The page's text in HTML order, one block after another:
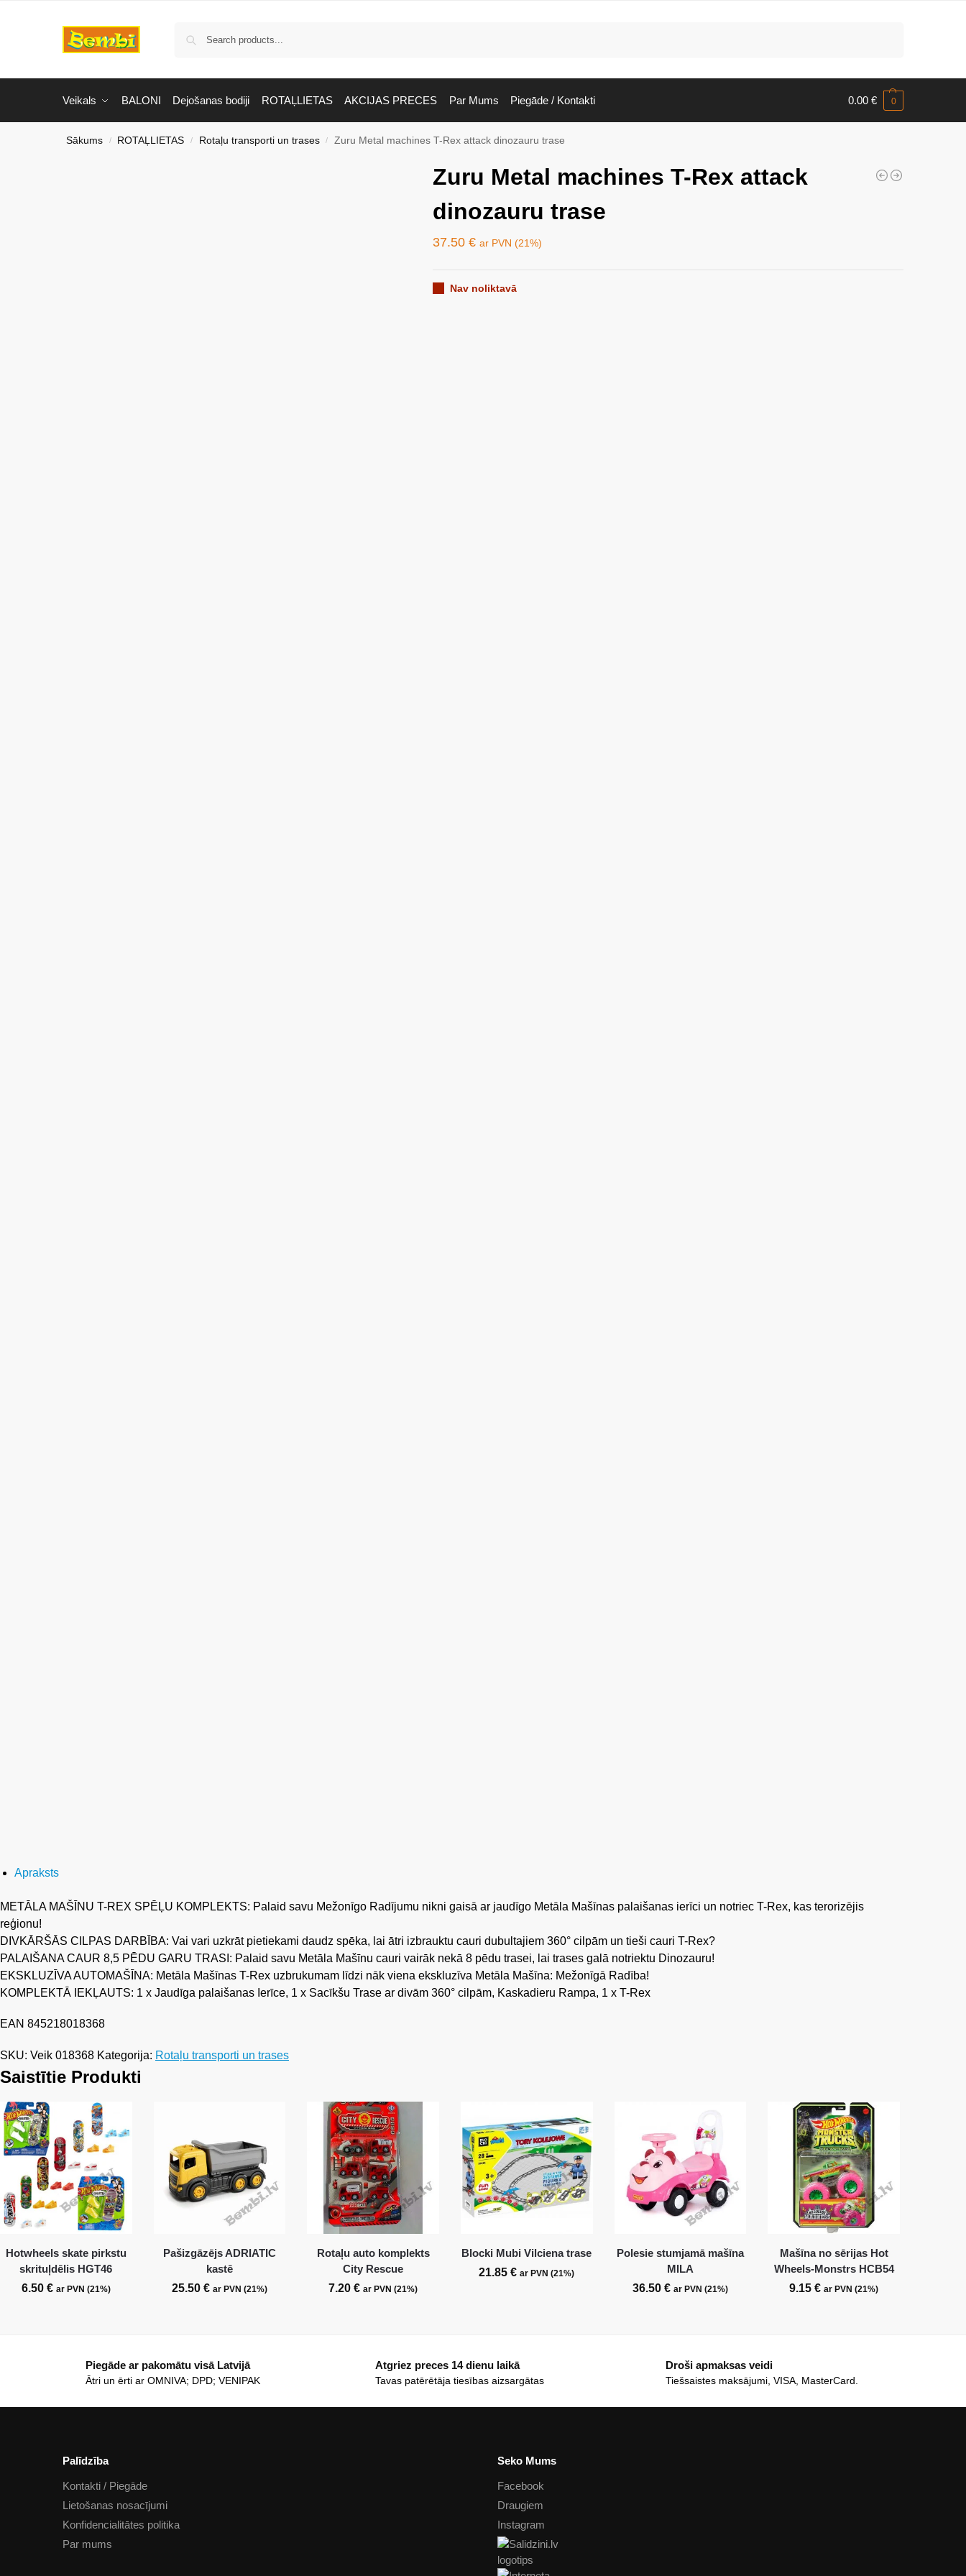
Veikals BALONI Dejošanas bodiji ROTAĻLIETAS AKCIJAS PRECES Par Mums Piegāde / Kontakti 0.00 € 0
Sākums / ROTAĻLIETAS / Rotaļu transporti un trases / Zuru Metal machines T-Rex attack dinozauru trase
Zuru Metal machines T-Rex attack
dinozauru trase
37.50 € ar PVN (21%)
Nav noliktavā
Apraksts
METĀLA MAŠĪNU T-REX SPĒĻU KOMPLEKTS: Palaid savu Mežonīgo Radījumu nikni gaisā ar jaudīgo Metāla Mašīnas palaišanas ierīci un notriec T-Rex, kas terorizējis
reģionu!
DIVKĀRŠĀS CILPAS DARBĪBA: Vai vari uzkrāt pietiekami daudz spēka, lai ātri izbrauktu cauri dubultajiem 360° cilpām un tieši cauri T-Rex?
PALAIŠANA CAUR 8,5 PĒDU GARU TRASI: Palaid savu Metāla Mašīnu cauri vairāk nekā 8 pēdu trasei, lai trases galā notriektu Dinozauru!
EKSKLUZĪVA AUTOMAŠĪNA: Metāla Mašīnas T-Rex uzbrukumam līdzi nāk viena ekskluzīva Metāla Mašīna: Mežonīgā Radība!
KOMPLEKTĀ IEKĻAUTS: 1 x Jaudīga palaišanas Ierīce, 1 x Sacīkšu Trase ar divām 360° cilpām, Kaskadieru Rampa, 1 x T-Rex
EAN 845218018368
SKU: Veik 018368 Kategorija: Rotaļu transporti un trases
Saistītie Produkti
Hotwheels skate pirkstu
skrituļdēlis HGT46
6.50 € ar PVN (21%)
Pašizgāzējs ADRIATIC
kastē
25.50€ ar PVN (21%)
Rotaļu auto komplekts
City Rescue
7.20€ ar PVN (21%)
Blocki Mubi Vilciena trase
21.85€ ar PVN (21%)
Polesie stumjamā mašīna
MILA
36.50€ ar PVN (21%)
Mašīna no sērijas Hot
Wheels-Monstrs HCB54
9.15€ ar PVN (21%)
Piegāde ar pakomātu visā Latvijā
Ātri un ērti ar OMNIVA; DPD; VENIPAK
Atgriez preces 14 dienu laikā
Tavas patērētāja tiesības aizsargātas
Droši apmaksas veidi
Tiešsaistes maksājumi, VISA, MasterCard.
Palīdzība
Kontakti / Piegāde
Lietošanas nosacījumi
Konfidencialitātes politika
Par mums
Seko Mums
Facebook
Draugiem
Instagram